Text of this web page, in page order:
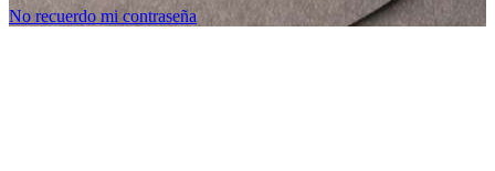
No recuerdo mi contraseña